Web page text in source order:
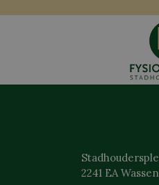
2241 EA